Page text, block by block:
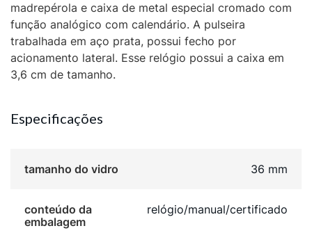
madrepérola e caixa de metal especial cromado com
função analógico com calendário. A pulseira
trabalhada em aço prata, possui fecho por
acionamento lateral. Esse relógio possui a caixa em
3,6 cm de tamanho.
Especificações
tamanho do vidro 36 mm
conteúdo da
embalagem
relógio/manual/certificado